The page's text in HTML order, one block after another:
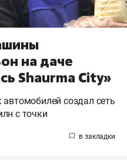
на даче
Shaurma City»
создал сеть
с точки